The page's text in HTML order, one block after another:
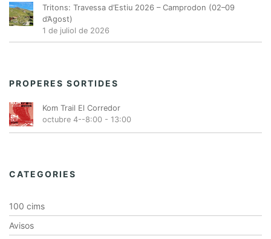
Tritons: Travessa d’Estiu 2026 – Camprodon (02–09
d’Agost)
1 de juliol de 2026
PROPERES SORTIDES
Kom Trail El Corredor
octubre 4--8:00 - 13:00
CATEGORIES
100 cims
Avisos